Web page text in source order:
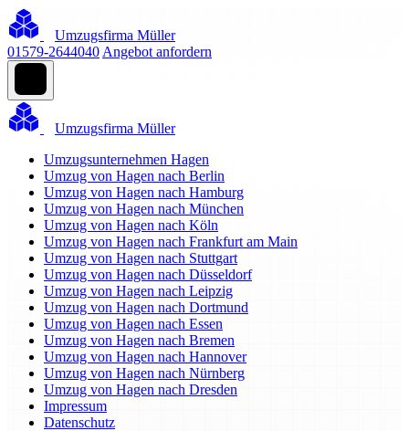
Umzugsfirma Müller
01579-2644040 Angebot anfordern
Umzugsfirma Müller
Umzugsunternehmen Hagen
Umzug von Hagen nach Berlin
Umzug von Hagen nach Hamburg
Umzug von Hagen nach München
Umzug von Hagen nach Köln
Umzug von Hagen nach Frankfurt am Main
Umzug von Hagen nach Stuttgart
Umzug von Hagen nach Düsseldorf
Umzug von Hagen nach Leipzig
Umzug von Hagen nach Dortmund
Umzug von Hagen nach Essen
Umzug von Hagen nach Bremen
Umzug von Hagen nach Hannover
Umzug von Hagen nach Nürnberg
Umzug von Hagen nach Dresden
Impressum
Datenschutz